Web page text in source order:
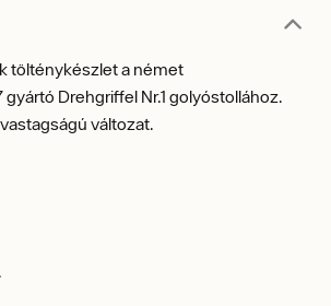
tölténykészlet a német
gyártó Drehgriffel Nr.1 golyóstollához.
változat.